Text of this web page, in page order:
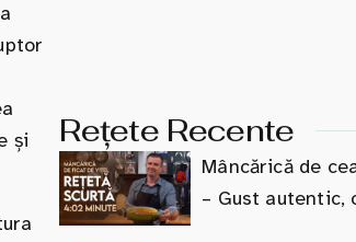
și
Rețete Recente
Mâncărică de
– Gust autentic,